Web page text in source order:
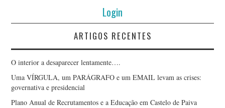
Login
ARTIGOS RECENTES
O interior a desaparecer lentamente….
Uma VÍRGULA, um PARÁGRAFO e um EMAIL levam as crises:
governativa e presidencial
Plano Anual de Recrutamentos e a Educação em Castelo de Paiva